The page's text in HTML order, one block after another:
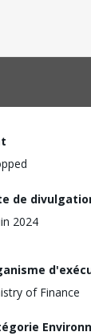
de
2024
of Finance